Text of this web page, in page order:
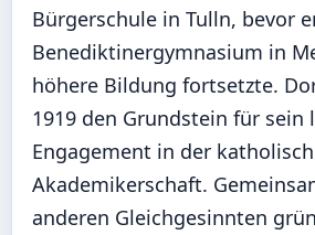
Bürgerschule in Tulln, bevor
Benediktinergymnasium in
höhere Bildung fortsetzte.
1919 den Grundstein für sein
Engagement in der
Akademikerschaft.
anderen Gleichgesinnten